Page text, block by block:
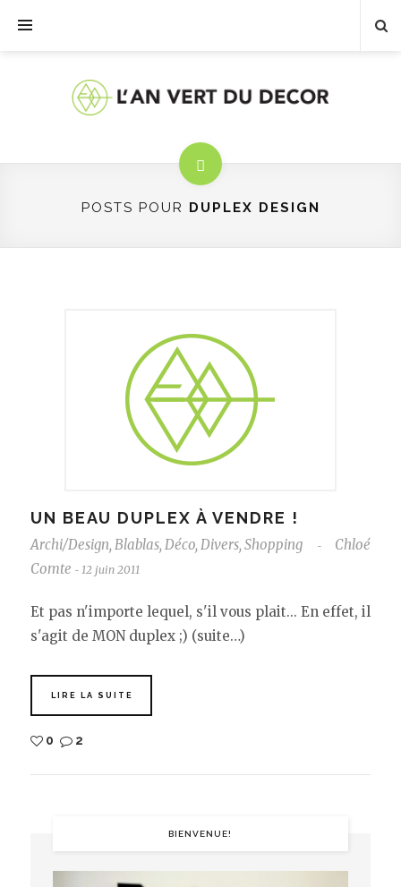
POSTS POUR DUPLEX DESIGN
UN BEAU DUPLEX À VENDRE !
Archi/Design, Blablas, Déco, Divers, Shopping -
Chloé
Comte - 12 juin 2011
Et pas n'importe lequel, s'il vous plait... En effet, il
s'agit de MON duplex ;) (suite…)
LIRE LA SUITE
0 2
BIENVENUE!